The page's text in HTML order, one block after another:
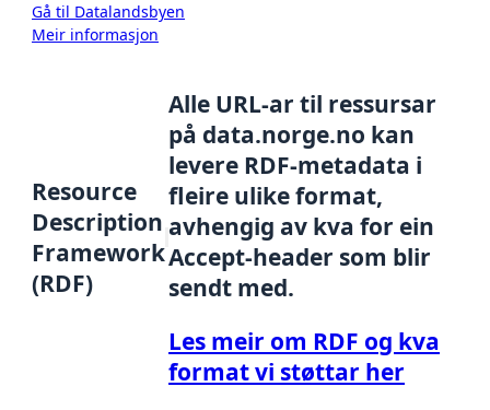
Gå til Datalandsbyen
Meir informasjon
Resource
Description
Framework
(RDF)
Alle URL-ar til ressursar
på data.norge.no kan
levere RDF-metadata i
fleire ulike format,
avhengig av kva for ein
Accept-header som blir
sendt med.
Les meir om RDF og kva
format vi støttar her